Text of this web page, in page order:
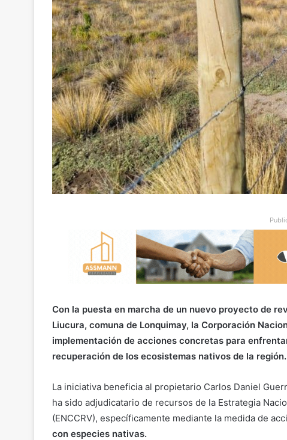
Con la puesta en marcha de un nuevo proyecto de
Liucura, comuna de Lonquimay, la Corporación
implementación de acciones concretas para
recuperación de los ecosistemas nativos de la región.
La iniciativa beneficia al propietario Carlos Daniel
ha sido adjudicatario de recursos de la Estrategia
(ENCCRV), específicamente mediante la medida de
con especies nativas.